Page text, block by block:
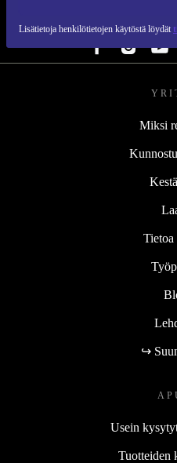
Lisätietoja henkilötietojen käytöstä löydät
Miksi
Tietoa
↪
Usein
Tuotteiden